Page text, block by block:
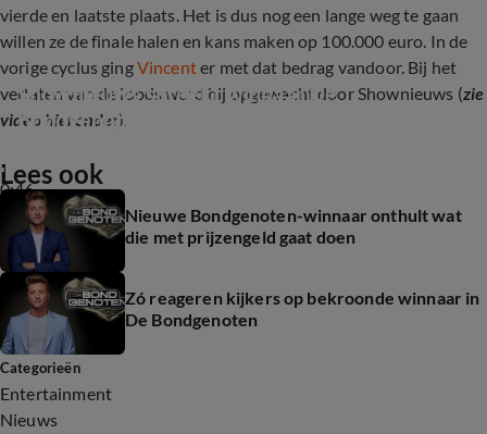
vierde en laatste plaats. Het is dus nog een lange weg te gaan
willen ze de finale halen en kans maken op 100.000 euro. In de
vorige cyclus gingVincenter met dat bedrag vandoor. Bij het
verlaten van de loods werd hij opgewacht door Shownieuws (zie
video hieronder).
0:46
Shownieuws spreekt winnaar De
Bondgenoten
Lees ook
Nieuwe Bondgenoten-winnaar onthult wat
die met prijzengeld gaat doen
Zó reageren kijkers op bekroonde winnaar in
De Bondgenoten
Categorieën
Entertainment
Nieuws